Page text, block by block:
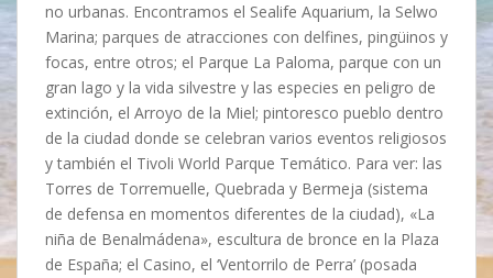
no urbanas. Encontramos el Sealife Aquarium, la Selwo
Marina; parques de atracciones con delfines, pingüinos y
focas, entre otros; el Parque La Paloma, parque con un
gran lago y la vida silvestre y las especies en peligro de
extinción, el Arroyo de la Miel; pintoresco pueblo dentro
de la ciudad donde se celebran varios eventos religiosos
y también el Tivoli World Parque Temático. Para ver: las
Torres de Torremuelle, Quebrada y Bermeja (sistema
de defensa en momentos diferentes de la ciudad), «La
niña de Benalmádena», escultura de bronce en la Plaza
de España; el Casino, el ‘Ventorrilo de Perra’ (posada